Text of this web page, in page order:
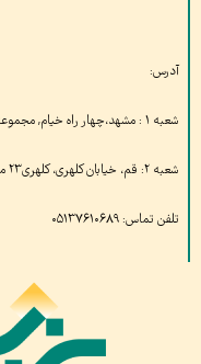
آدرس:
شعبه ۱ : مشهد،چهار راه خیام, مجموعه تربیت بدنی آستان قدس
شعبه ۲: قم، خیابان کلهری، کلهری۲۳ مجتمع شهید کلهری، شتاب دهنده صدران
تلفن تماس: ۰۵۱۳۷۶۱۰۶۸۹